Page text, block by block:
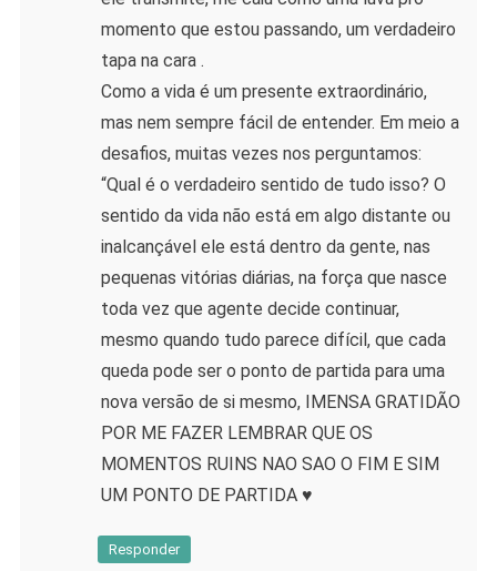
momento que estou passando, um verdadeiro
tapa na cara .
Como a vida é um presente extraordinário,
mas nem sempre fácil de entender. Em meio a
desafios, muitas vezes nos perguntamos:
“Qual é o verdadeiro sentido de tudo isso? O
sentido da vida não está em algo distante ou
inalcançável ele está dentro da gente, nas
pequenas vitórias diárias, na força que nasce
toda vez que agente decide continuar,
mesmo quando tudo parece difícil, que cada
queda pode ser o ponto de partida para uma
nova versão de si mesmo, IMENSA GRATIDÃO
POR ME FAZER LEMBRAR QUE OS
MOMENTOS RUINS NAO SAO O FIM E SIM
UM PONTO DE PARTIDA ♥️
Responder